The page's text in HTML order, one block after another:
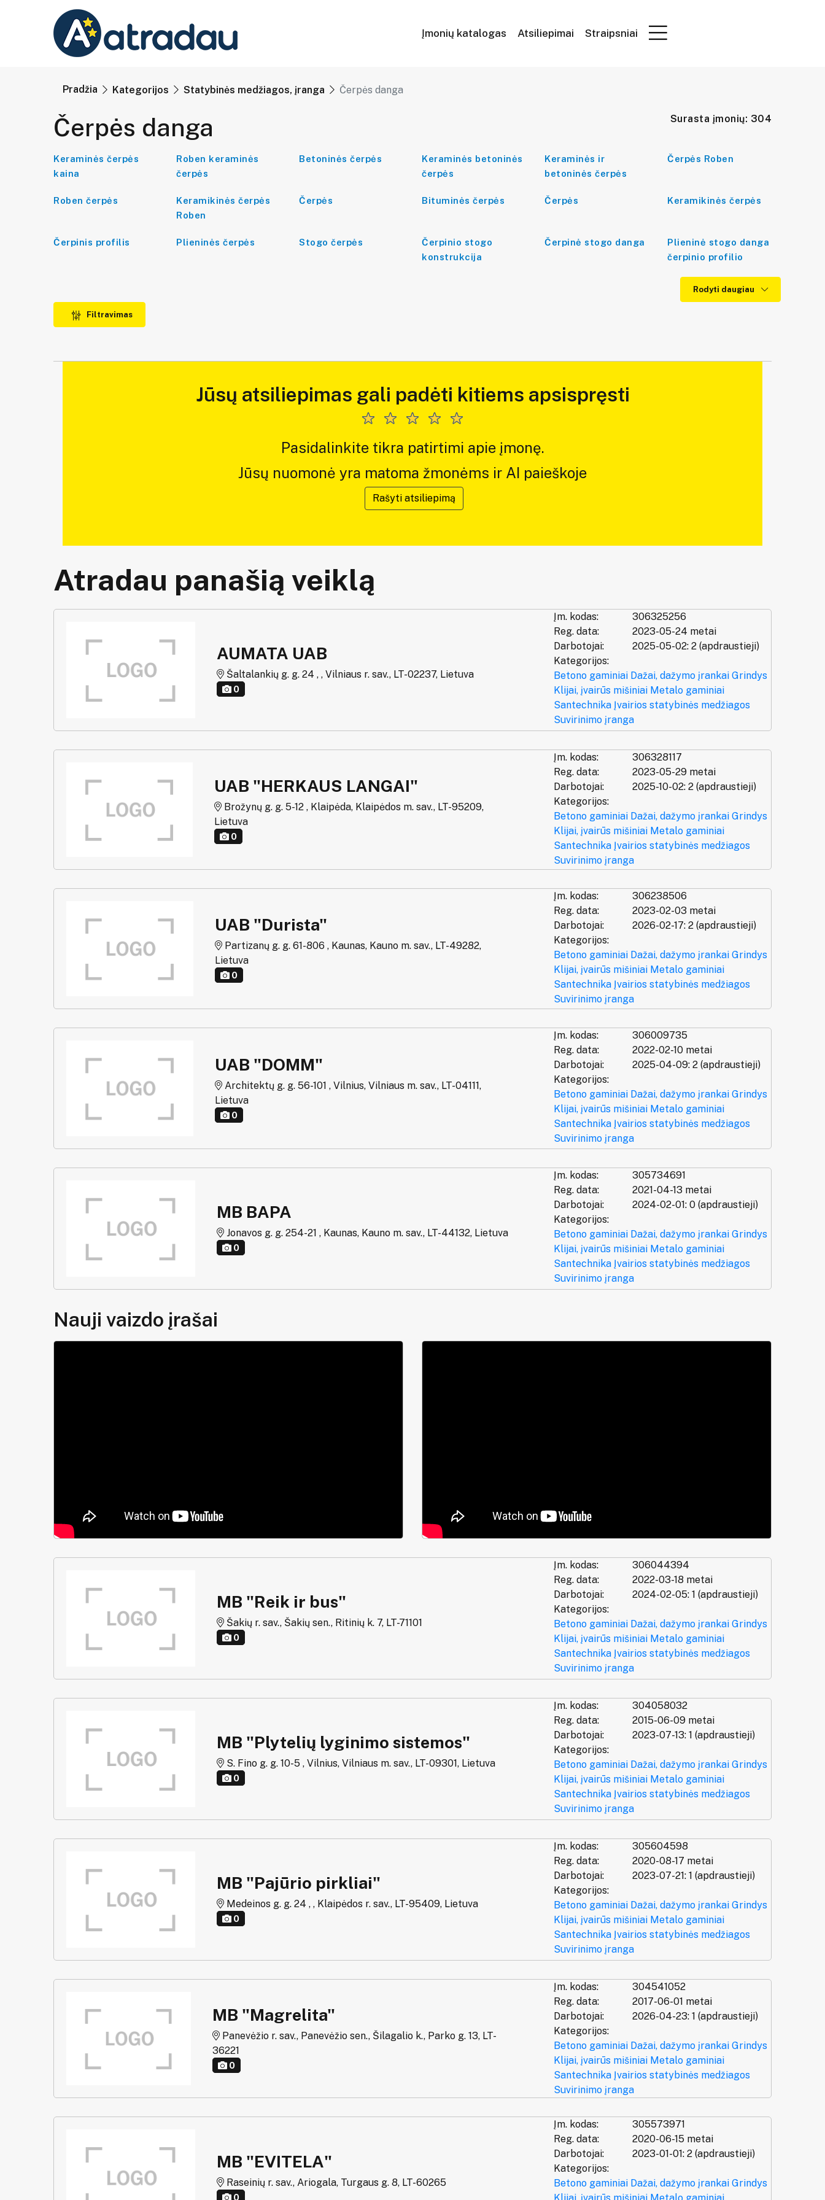
Įmonių katalogas Atsiliepimai Straipsniai
Pradžia Kategorijos Statybinės medžiagos, įranga Čerpės danga
Čerpės danga Surasta įmonių: 304
Keraminės čerpės
kaina
Roben keraminės
čerpės
Betoninės čerpės
Keraminės betoninės
čerpės
Keraminės ir
betoninės čerpės
Čerpės Roben
Roben čerpės
Keramikinės čerpės
Roben
Čerpės Bituminės čerpės Čerpės Keramikinės čerpės
Čerpinis profilis Plieninės čerpės Stogo čerpės
Čerpinio stogo
konstrukcija
Čerpinė stogo danga
Plieninė stogo danga
čerpinio profilio
Rodyti daugiau
Filtravimas
Jūsų atsiliepimas gali padėti kitiems apsispręsti
Pasidalinkite tikra patirtimi apie įmonę.
Jūsų nuomonė yra matoma žmonėms ir AI paieškoje
Rašyti atsiliepimą
Atradau panašią veiklą
AUMATA UAB
Šaltalankių g. g. 24 , , Vilniaus r. sav., LT-02237, Lietuva
0
Įm. kodas:
306325256
Reg. data:
2023-05-24 metai
Darbotojai:
2025-05-02: 2 (apdraustieji)
Kategorijos:
Betono gaminiai Dažai, dažymo įrankai Grindys
Klijai, įvairūs mišiniai Metalo gaminiai
Santechnika Įvairios statybinės medžiagos
Suvirinimo įranga
UAB "HERKAUS LANGAI"
Brožynų g. g. 5-12 , Klaipėda, Klaipėdos m. sav., LT-95209,
Lietuva
0
Įm. kodas:
306328117
Reg. data:
2023-05-29 metai
Darbotojai:
2025-10-02: 2 (apdraustieji)
Kategorijos:
Betono gaminiai Dažai, dažymo įrankai Grindys
Klijai, įvairūs mišiniai Metalo gaminiai
Santechnika Įvairios statybinės medžiagos
Suvirinimo įranga
UAB "Durista"
Partizanų g. g. 61-806 , Kaunas, Kauno m. sav., LT-49282,
Lietuva
0
Įm. kodas:
306238506
Reg. data:
2023-02-03 metai
Darbotojai:
2026-02-17: 2 (apdraustieji)
Kategorijos:
Betono gaminiai Dažai, dažymo įrankai Grindys
Klijai, įvairūs mišiniai Metalo gaminiai
Santechnika Įvairios statybinės medžiagos
Suvirinimo įranga
UAB "DOMM"
Architektų g. g. 56-101 , Vilnius, Vilniaus m. sav., LT-04111,
Lietuva
0
Įm. kodas:
306009735
Reg. data:
2022-02-10 metai
Darbotojai:
2025-04-09: 2 (apdraustieji)
Kategorijos:
Betono gaminiai Dažai, dažymo įrankai Grindys
Klijai, įvairūs mišiniai Metalo gaminiai
Santechnika Įvairios statybinės medžiagos
Suvirinimo įranga
MB BAPA
Jonavos g. g. 254-21 , Kaunas, Kauno m. sav., LT-44132, Lietuva
0
Įm. kodas:
305734691
Reg. data:
2021-04-13 metai
Darbotojai:
2024-02-01: 0 (apdraustieji)
Kategorijos:
Betono gaminiai Dažai, dažymo įrankai Grindys
Klijai, įvairūs mišiniai Metalo gaminiai
Santechnika Įvairios statybinės medžiagos
Suvirinimo įranga
Nauji vaizdo įrašai
MB "Reik ir bus"
Šakių r. sav., Šakių sen., Ritinių k. 7, LT-71101
0
Įm. kodas:
306044394
Reg. data:
2022-03-18 metai
Darbotojai:
2024-02-05: 1 (apdraustieji)
Kategorijos:
Betono gaminiai Dažai, dažymo įrankai Grindys
Klijai, įvairūs mišiniai Metalo gaminiai
Santechnika Įvairios statybinės medžiagos
Suvirinimo įranga
MB "Plytelių lyginimo sistemos"
S. Fino g. g. 10-5 , Vilnius, Vilniaus m. sav., LT-09301, Lietuva
0
Įm. kodas:
304058032
Reg. data:
2015-06-09 metai
Darbotojai:
2023-07-13: 1 (apdraustieji)
Kategorijos:
Betono gaminiai Dažai, dažymo įrankai Grindys
Klijai, įvairūs mišiniai Metalo gaminiai
Santechnika Įvairios statybinės medžiagos
Suvirinimo įranga
MB "Pajūrio pirkliai"
Medeinos g. g. 24 , , Klaipėdos r. sav., LT-95409, Lietuva
0
Įm. kodas:
305604598
Reg. data:
2020-08-17 metai
Darbotojai:
2023-07-21: 1 (apdraustieji)
Kategorijos:
Betono gaminiai Dažai, dažymo įrankai Grindys
Klijai, įvairūs mišiniai Metalo gaminiai
Santechnika Įvairios statybinės medžiagos
Suvirinimo įranga
MB "Magrelita"
Panevėžio r. sav., Panevėžio sen., Šilagalio k., Parko g. 13, LT-
36221
0
Įm. kodas:
304541052
Reg. data:
2017-06-01 metai
Darbotojai:
2026-04-23: 1 (apdraustieji)
Kategorijos:
Betono gaminiai Dažai, dažymo įrankai Grindys
Klijai, įvairūs mišiniai Metalo gaminiai
Santechnika Įvairios statybinės medžiagos
Suvirinimo įranga
MB "EVITELA"
Raseinių r. sav., Ariogala, Turgaus g. 8, LT-60265
0
Įm. kodas:
305573971
Reg. data:
2020-06-15 metai
Darbotojai:
2023-01-01: 2 (apdraustieji)
Kategorijos:
Betono gaminiai Dažai, dažymo įrankai Grindys